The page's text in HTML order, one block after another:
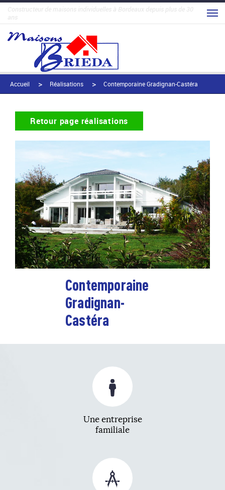
Constructeur de maisons individuelles à Bordeaux depuis plus de 30
ans
Accueil Réalisations Contemporaine Gradignan-Castéra
Retour page réalisations
Contemporaine
Gradignan-
Castéra
Une entreprise
familiale